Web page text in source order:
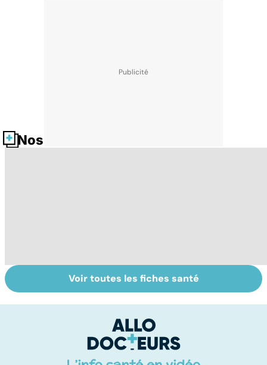
Nos fiches santé
Gynéco : un suivi
pour la vie
Faire du sport à
domicile, c'est
Voir toutes les fiches santé